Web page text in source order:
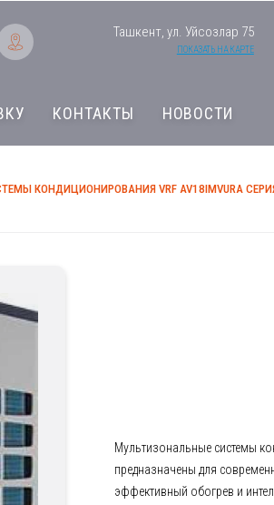
Ташкент, ул. Уйсозлар 75
ПОКАЗАТЬ НА КАРТЕ
КОНТАКТЫ НОВОСТИ
КОНДИЦИОНИРОВАНИЯ VRF AV18IMVURA СЕРИЯ
Мультизональные системы
предназначены для
эффективный обогрев и